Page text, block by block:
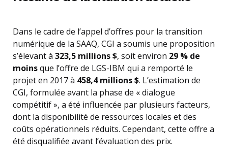
Dans le cadre de l’appel d’offres pour la transition
numérique de la SAAQ, CGI a soumis une proposition
s’élevant à 323,5 millions $, soit environ 29 % de
moinsque l’offre de LGS-IBM qui a remporté le
projet en 2017 à 458,4 millions $. L’estimation de
CGI, formulée avant la phase de « dialogue
compétitif », a été influencée par plusieurs facteurs,
dont la disponibilité de ressources locales et des
coûts opérationnels réduits. Cependant, cette offre a
été disqualifiée avant l’évaluation des prix.